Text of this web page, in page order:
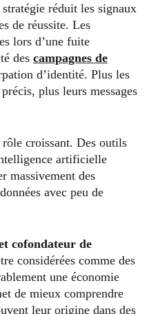
stratégie réduit les signaux
de réussite. Les
lors d’une fuite
des campagnes de
d’identité. Plus les
plus leurs messages
croissant. Des outils
artificielle
massivement des
avec peu de
cofondateur de
considérées comme des
une économie
de mieux comprendre
leur origine dans des